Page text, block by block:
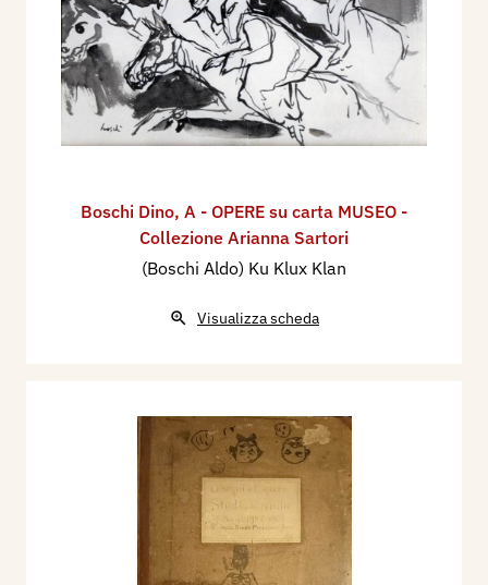
Boschi Dino, A - OPERE su carta MUSEO -
Collezione Arianna Sartori
(Boschi Aldo) Ku Klux Klan
Visualizza scheda